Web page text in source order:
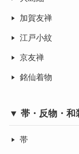
加賀友禅
江戸小紋
京友禅
銘仙着物
▼ 帯・反物・和
帯